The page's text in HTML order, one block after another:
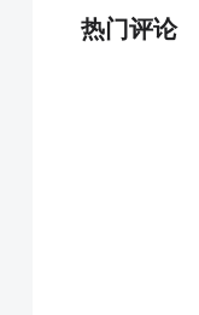
热门评论